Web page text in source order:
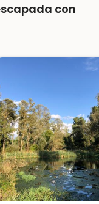
con